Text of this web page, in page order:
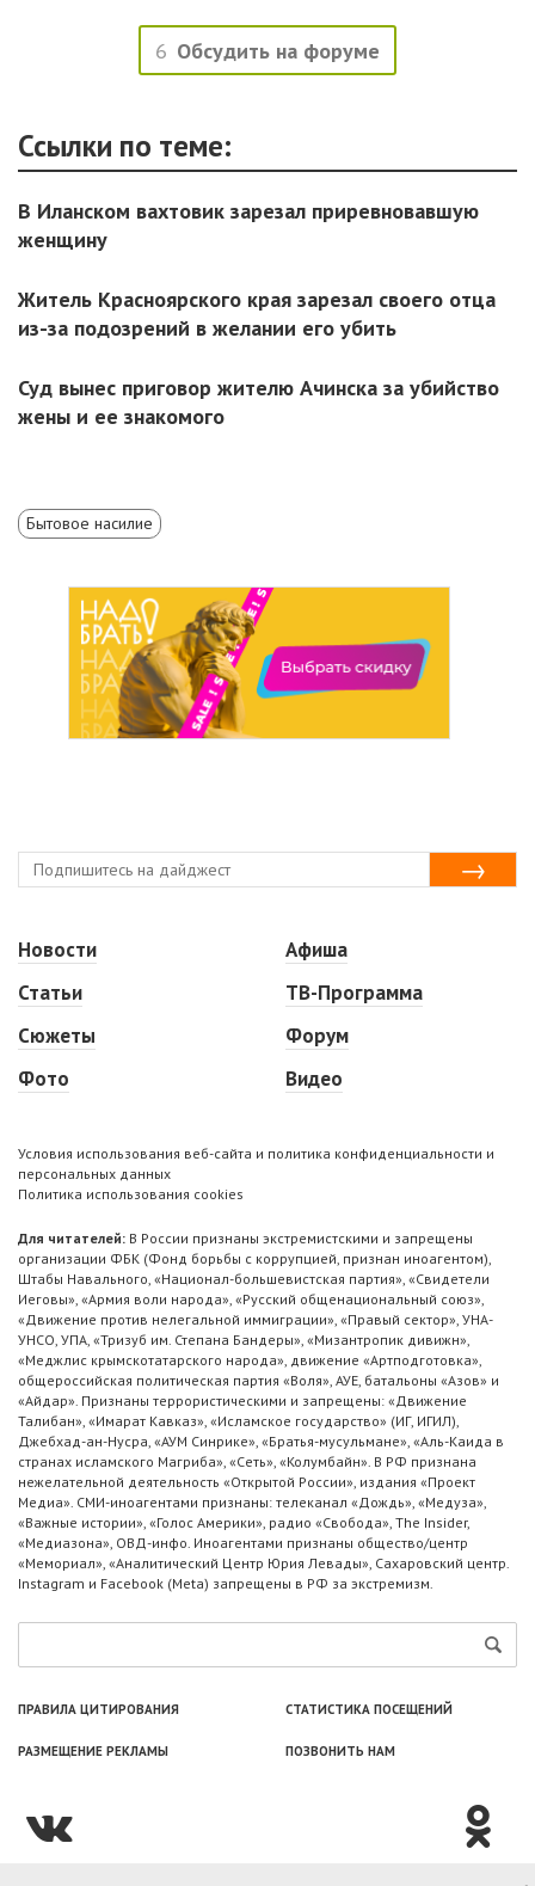
6 Обсудить на форуме
Ссылки по теме:
В Иланском вахтовик зарезал приревновавшую
женщину
Житель Красноярского края зарезал своего отца
из-за подозрений в желании его убить
Суд вынес приговор жителю Ачинска за убийство
жены и ее знакомого
Бытовое насилие
Новости
Статьи
Сюжеты
Фото
Афиша
ТВ-Программа
Форум
Видео
Условия использования веб-сайта и политика конфиденциальности и
персональных данных
Политика использования cookies
Для читателей: В России признаны экстремистскими и запрещены
организации ФБК (Фонд борьбы с коррупцией, признан иноагентом),
Штабы Навального, «Национал-большевистская партия», «Свидетели
Иеговы», «Армия воли народа», «Русский общенациональный союз»,
«Движение против нелегальной иммиграции», «Правый сектор», УНА-
УНСО, УПА, «Тризуб им. Степана Бандеры», «Мизантропик дивижн»,
«Меджлис крымскотатарского народа», движение «Артподготовка»,
общероссийская политическая партия «Воля», АУЕ, батальоны «Азов» и
«Айдар». Признаны террористическими и запрещены: «Движение
Талибан», «Имарат Кавказ», «Исламское государство» (ИГ, ИГИЛ),
Джебхад-ан-Нусра, «АУМ Синрике», «Братья-мусульмане», «Аль-Каида в
странах исламского Магриба», «Сеть», «Колумбайн». В РФ признана
нежелательной деятельность «Открытой России», издания «Проект
Медиа». СМИ-иноагентами признаны: телеканал «Дождь», «Медуза»,
«Важные истории», «Голос Америки», радио «Свобода», The Insider,
«Медиазона», ОВД-инфо. Иноагентами признаны общество/центр
«Мемориал», «Аналитический Центр Юрия Левады», Сахаровский центр.
Instagram и Facebook (Metа) запрещены в РФ за экстремизм.
ПРАВИЛА ЦИТИРОВАНИЯ СТАТИСТИКА ПОСЕЩЕНИЙ
РАЗМЕЩЕНИЕ РЕКЛАМЫ ПОЗВОНИТЬ НАМ